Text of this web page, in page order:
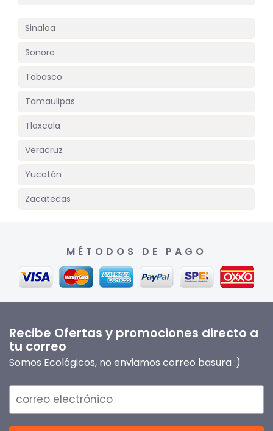
Sinaloa
Sonora
Tabasco
Tamaulipas
Tlaxcala
Veracruz
Yucatán
Zacatecas
MÉTODOS DE PAGO
Recibe Ofertas y promociones directo a
tu correo
Somos Ecológicos, no enviamos correo basura :)